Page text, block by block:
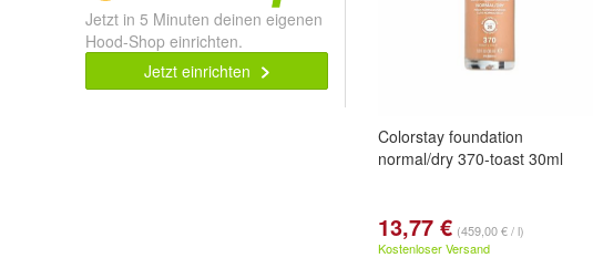
Jetzt in 5 Minuten deinen eigenen
Hood-Shop einrichten.
Jetzt einrichten
Colorstay foundation
normal/dry 370-toast 30ml
13,77 € (459,00 € / l)
Kostenloser Versand